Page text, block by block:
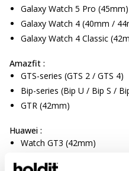
Galaxy Watch 5 Pro (45mm)
Galaxy Watch 4 (40mm /
Galaxy Watch 4 Classic
Amazfit :
GTS-series (GTS 2 / GTS 4)
Bip-series (Bip U / Bip S /
GTR (42mm)
Huawei :
Watch GT3 (42mm)